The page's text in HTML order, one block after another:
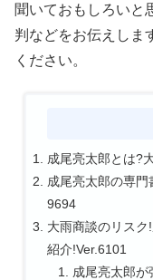
聞いておもしろいと
判などをお伝えしま
ください。
成尾亮太郎とは?
成尾亮太郎の専
9694
大雨商談のリス
紹介!Ver.6101
成尾亮太郎が